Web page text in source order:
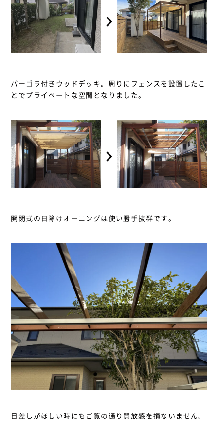
パーゴラ付きウッドデッキ。周りにフェンスを設置したこ
とでプライベートな空間となりました。
開閉式の日除けオーニングは使い勝手抜群です。
日差しがほしい時にもご覧の通り開放感を損ないません。